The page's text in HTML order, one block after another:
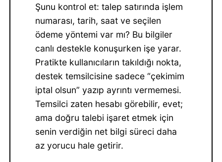
Şunu kontrol et: talep satırında işlem
numarası, tarih, saat ve seçilen
ödeme yöntemi var mı? Bu bilgiler
canlı destekle konuşurken işe yarar.
Pratikte kullanıcıların takıldığı nokta,
destek temsilcisine sadece “çekimim
iptal olsun” yazıp ayrıntı vermemesi.
Temsilci zaten hesabı görebilir, evet;
ama doğru talebi işaret etmek için
senin verdiğin net bilgi süreci daha
az yorucu hale getirir.